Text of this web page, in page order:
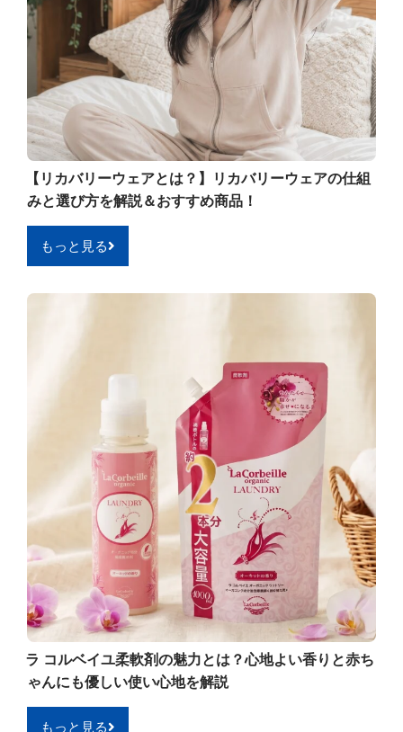
【リカバリーウェアとは？】リカバリーウェアの仕組
みと選び方を解説＆おすすめ商品！
もっと見る
ラ コルベイユ柔軟剤の魅力とは？心地よい香りと赤ち
ゃんにも優しい使い心地を解説
もっと見る